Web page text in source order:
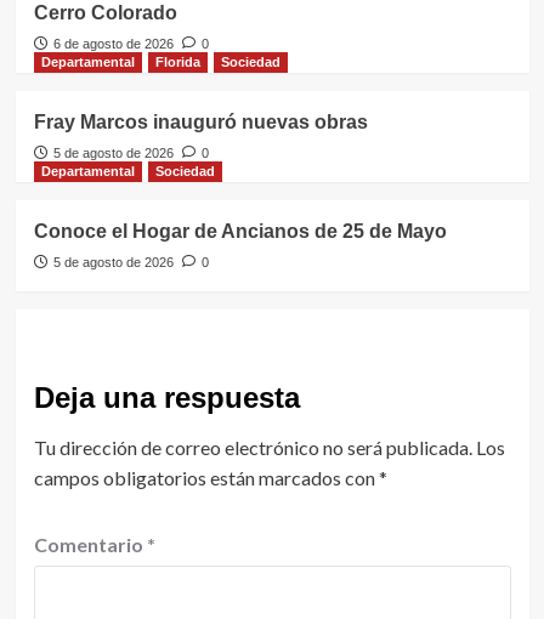
Cerro Colorado
6 de agosto de 2026
0
Departamental
Florida Sociedad
Fray Marcos inauguró nuevas obras
5 de agosto de 2026
0
Departamental
Sociedad
Conoce el Hogar de Ancianos de 25 de Mayo
5 de agosto de 2026 0
Deja una respuesta
Tu dirección de correo electrónico no será publicada. Los
campos obligatorios están marcados con*
Comentario *